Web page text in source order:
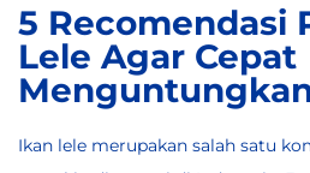
5 Recomendasi
Lele Agar Cepat
Ikan lele merupakan salah satu